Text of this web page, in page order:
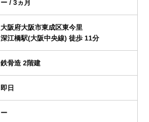
ー / 3ヵ月
大阪府大阪市東成区東今里
深江橋駅(大阪中央線) 徒歩 11分
鉄骨造 2階建
即日
ー